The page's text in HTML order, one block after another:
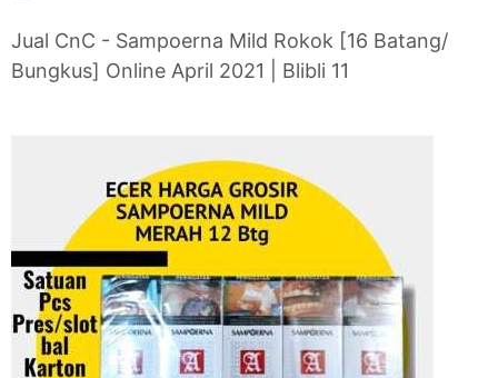
Jual CnC - Sampoerna Mild Rokok [16 Batang/
Bungkus] Online April 2021 | Blibli 11